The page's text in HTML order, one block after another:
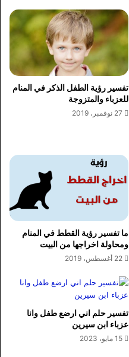
تفسير رؤية الطفل الذكر في المنام
للعزباء والمتزوجة
27 نوفمبر، 2019
ما تفسير رؤية القطط في المنام
ومحاولة اخراجها من البيت
22 أغسطس، 2019
تفسير حلم اني ارضع طفل وانا
عزباء ابن سيرين
15 مايو، 2023